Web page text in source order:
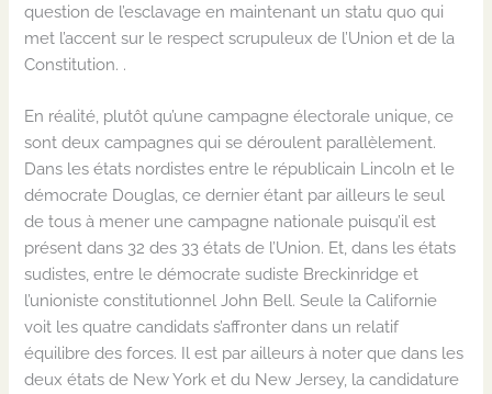
question de l’esclavage en maintenant un statu quo qui
met l’accent sur le respect scrupuleux de l’Union et de la
Constitution. .
En réalité, plutôt qu’une campagne électorale unique, ce
sont deux campagnes qui se déroulent parallèlement.
Dans les états nordistes entre le républicain Lincoln et le
démocrate Douglas, ce dernier étant par ailleurs le seul
de tous à mener une campagne nationale puisqu’il est
présent dans 32 des 33 états de l’Union. Et, dans les états
sudistes, entre le démocrate sudiste Breckinridge et
l’unioniste constitutionnel John Bell. Seule la Californie
voit les quatre candidats s’affronter dans un relatif
équilibre des forces. Il est par ailleurs à noter que dans les
deux états de New York et du New Jersey, la candidature